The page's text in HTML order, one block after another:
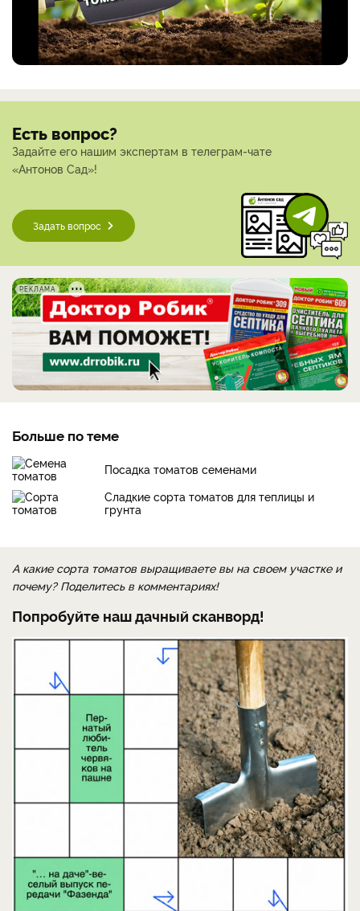
Есть вопрос?
Задайте его нашим экспертам в телеграм-чате
«Антонов Сад»!
Задать вопрос
РЕКЛАМА
Больше по теме
Посадка томатов семенами
Сладкие сорта томатов для теплицы и
грунта
А какие сорта томатов выращиваете вы на своем участке и
почему? Поделитесь в комментариях!
Попробуйте наш дачный сканворд!